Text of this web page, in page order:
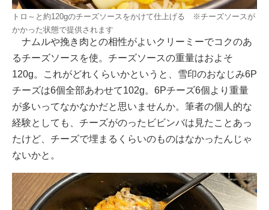
トロ～と約120gのチーズソースをかけて仕上げる ※チーズソースが
かかった状態で提供されます
ナムルや挽き肉との相性がよいクリーミーでコクのあ
るチーズソースを使。チーズソースの重量はおよそ
120g。これがどれくらいかというと、雪印のおなじみ6P
チーズは6個全部あわせて102g。6Pチーズ6個より重量
が多いってなかなかだと思いませんか。筆者の個人的な
経験としても、チーズがのったビビンバは見たことあっ
たけど、チーズで埋まるくらいのものはなかったんじゃ
ないかと。